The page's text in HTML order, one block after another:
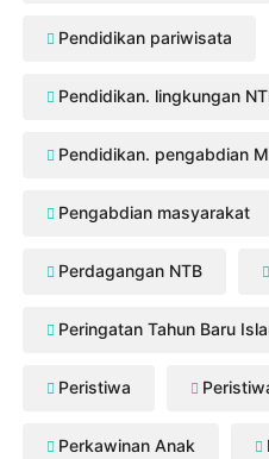
Pendidikan pariwisata
Pendidikan. lingkungan
Pendidikan. pengabdian
Pengabdian masyarakat
Perdagangan NTB
Peringatan Tahun Baru
Peristiwa
Perkawinan Anak